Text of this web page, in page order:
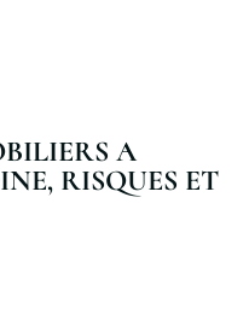
A
RISQUES ET